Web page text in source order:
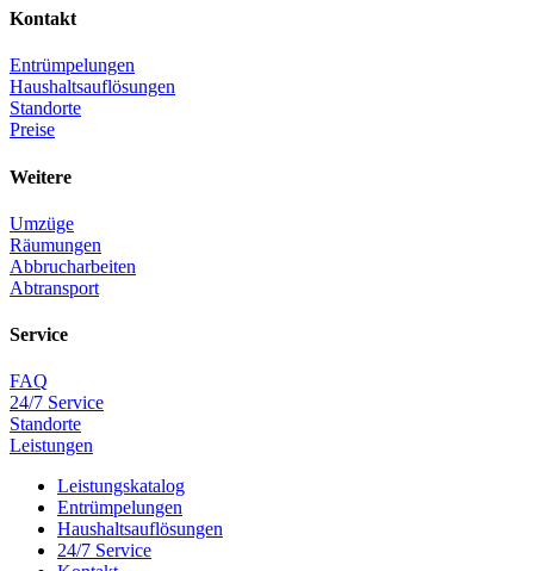
Kontakt
Entrümpelungen
Haushaltsauflösungen
Standorte
Preise
Weitere
Umzüge
Räumungen
Abbrucharbeiten
Abtransport
Service
FAQ
24/7 Service
Standorte
Leistungen
Leistungskatalog
Entrümpelungen
Haushaltsauflösungen
24/7 Service